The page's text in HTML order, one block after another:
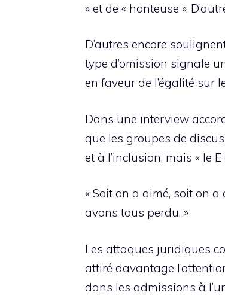
» et de « honteuse ».
D’autres encore
type d’omission signale
en faveur de l’égalité sur
Dans une interview
que les groupes de
et à l’inclusion, mais « le
« Soit on a aimé, soit on a
avons tous perdu. »
Les attaques juridiques
attiré davantage
dans les admissions à